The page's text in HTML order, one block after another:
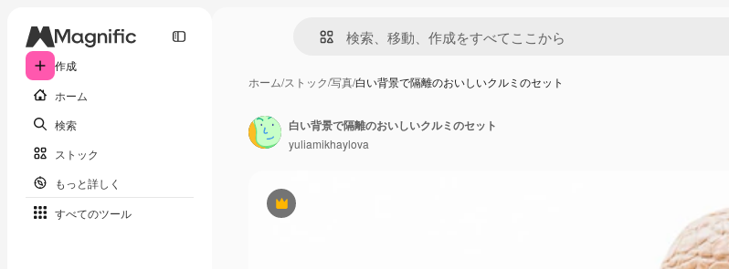
作成
ホーム
検索
ストック
もっと詳しく
すべてのツール
ホーム/ストック/写真/白い背景で隔離のおいしいクルミのセット
Premium
白い背景で隔離のおいしいクルミのセット
yuliamikhaylova